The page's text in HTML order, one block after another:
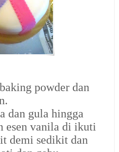
powder dan
dan gula hingga
esen vanila di ikuti
demi sedikit dan